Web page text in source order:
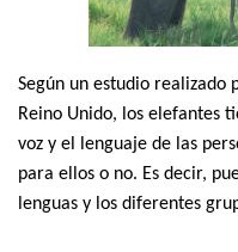
Según un estudio realizado
Reino Unido, los elefantes
voz y el lenguaje de las
para ellos o no. Es decir,
lenguas y los diferentes